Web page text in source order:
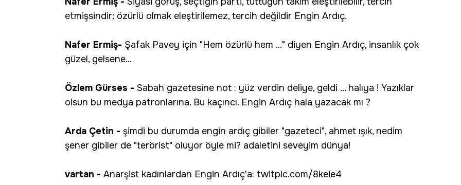
etmişsindir; özürlü olmak eleştirilemez, tercih değildir Engin Ardıç.
Nafer Ermiş- Şafak Pavey için "Hem özürlü hem ..." diyen Engin Ardıç, insanlık çok
güzel, gelsene...
Özlem Gürses - Sabah gazetesine not : yüz verdin deliye, geldi ... halıya ! Yazıklar
olsun bu medya patronlarına. Bu kaçıncı. Engin Ardıç hala yazacak mı ?
Arda Çetin - şimdi bu durumda engin ardıç gibiler "gazeteci", ahmet ışık, nedim
şener gibiler de "terörist" oluyor öyle mi? adaletini seveyim dünya!
vartan - Anarşist kadınlardan Engin Ardıç'a: twitpic.com/8keie4